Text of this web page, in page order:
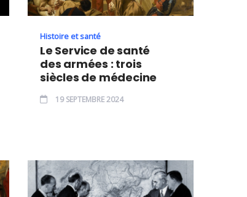
Histoire et santé
Le Service de santé
des armées : trois
siècles de médecine
19 SEPTEMBRE 2024